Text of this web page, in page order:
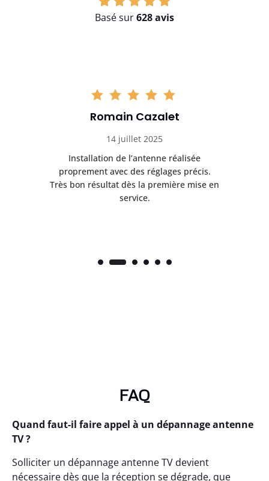
Basé sur628 avis
Romain Cazalet
14 juillet 2025
Installation de l’antenne réalisée
proprement avec des réglages précis.
Très bon résultat dès la première mise en
service.
FAQ
Quand faut-il faire appel à un dépannage antenne
TV ?
Solliciter un dépannage antenne TV devient
nécessaire dès que la réception se dégrade, que